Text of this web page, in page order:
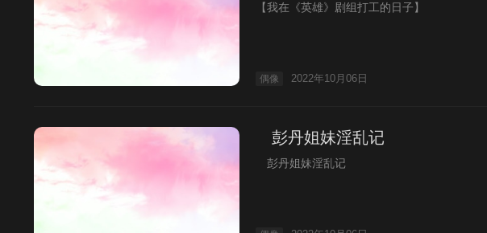
【我在《英雄》剧组打工的日子】
偶像 2022年10月06日
彭丹姐妹淫乱记
彭丹姐妹淫乱记